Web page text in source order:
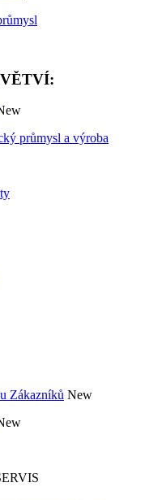
průmysl a výroba
Zákazníků New